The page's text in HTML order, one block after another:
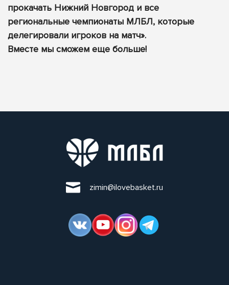
прокачать Нижний Новгород и все
региональные чемпионаты МЛБЛ, которые
делегировали игроков на матч».
Вместе мы сможем еще больше!
zimin@ilovebasket.ru